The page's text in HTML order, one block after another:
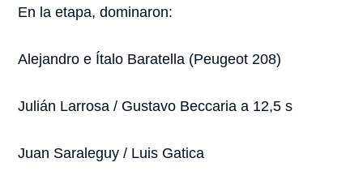
En la etapa, dominaron:
Alejandro e Ítalo Baratella (Peugeot 208)
Julián Larrosa / Gustavo Beccaria a 12,5 s
Juan Saraleguy / Luis Gatica